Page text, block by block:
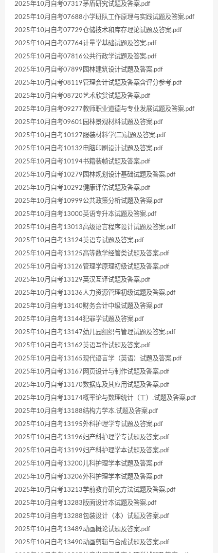
2025年10月自考07317茅盾研究试题及答案.pdf
2025年10月自考07688小学班队工作原理与实践试题及答案.pdf
2025年10月自考07729仓储技术和库存理论试题及答案.pdf
2025年10月自考07764计量学基础试题及答案.pdf
2025年10月自考07816公共行政学试题及答案.pdf
2025年10月自考07899园林建筑设计试题及答案.pdf
2025年10月自考08119管理会计试题及答案含评分参考.pdf
2025年10月自考08720艺术欣赏试题及答案.pdf
2025年10月自考09277教师职业道德与专业发展试题及答案.pdf
2025年10月自考09601园林景观材料试题及答案.pdf
2025年10月自考10127服装材料学(二)试题及答案.pdf
2025年10月自考10132电脑印刷设计试题及答案.pdf
2025年10月自考10194书籍装帧试题及答案.pdf
2025年10月自考10279园林规划设计基础试题及答案.pdf
2025年10月自考10292健康评估试题及答案.pdf
2025年10月自考10999公共政策分析试题及答案.pdf
2025年10月自考13000英语专升本试题及答案.pdf
2025年10月自考13013高级语言程序设计试题及答案.pdf
2025年10月自考13124英语专试题及答案.pdf
2025年10月自考13125高等数学经管类试题及答案.pdf
2025年10月自考13126管理学原理初级试题及答案.pdf
2025年10月自考13129英汉互译试题及答案.pdf
2025年10月自考13136人力资源管理初级试题及答案.pdf
2025年10月自考13140财务会计中级试题及答案.pdf
2025年10月自考13144犯罪学试题及答案.pdf
2025年10月自考13147幼儿园组织与管理试题及答案.pdf
2025年10月自考13162英语写作试题及答案.pdf
2025年10月自考13165现代语言学（英语）试题及答案.pdf
2025年10月自考13167网页设计与制作试题及答案.pdf
2025年10月自考13170数据库及其应用试题及答案.pdf
2025年10月自考13174概率论与数理统计（工）.试题及答案.pdf
2025年10月自考13188结构力学本.试题及答案.pdf
2025年10月自考13195外科护理学专试题及答案.pdf
2025年10月自考13196妇产科护理学专试题及答案.pdf
2025年10月自考13199妇产科护理学本试题及答案.pdf
2025年10月自考13200儿科护理学本试题及答案.pdf
2025年10月自考13206外科护理学本试题及答案.pdf
2025年10月自考13213学前教育研究方法试题及答案.pdf
2025年10月自考13283版面设计本试题及答案.pdf
2025年10月自考13288包装设计（本）试题及答案.pdf
2025年10月自考13489动画概论试题及答案.pdf
2025年10月自考13490动画剪辑与合成试题及答案.pdf